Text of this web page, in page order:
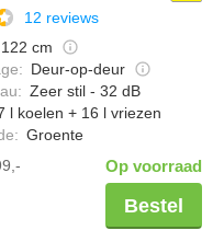
12 reviews
122 cm
: Deur-op-deur
: Zeer stil - 32 dB
l koelen + 16 l vriezen
: Groente
Op voorraad
Bestel